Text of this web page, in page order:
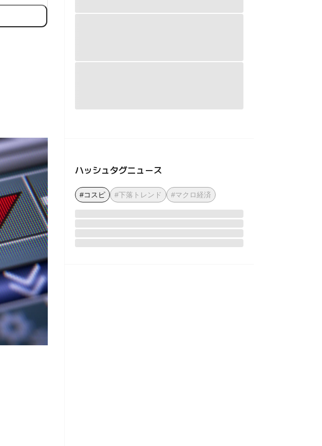
ハッシュタグニュース
#コスピ #下落トレンド #マクロ経済